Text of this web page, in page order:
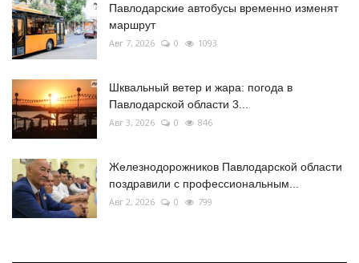
Павлодарские автобусы временно изменят
маршрут
Авг 7, 2026 0 1093
Шквальный ветер и жара: погода в
Павлодарской области 3...
Авг 3, 2026 0 846
Железнодорожников Павлодарской области
поздравили с профессиональным...
Авг 2, 2026 0 799